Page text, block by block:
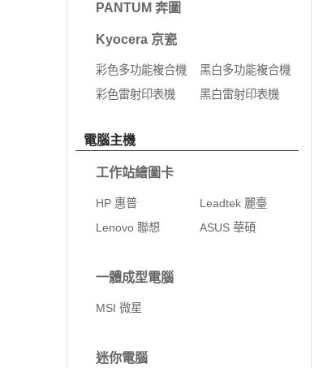
PANTUM 奔圖
Kyocera 京瓷
彩色多功能複合機
黑白多功能複合機
彩色雷射印表機
黑白雷射印表機
電腦主機
工作站繪圖卡
HP 惠普
Leadtek 麗臺
Lenovo 聯想
ASUS 華碩
一體成型電腦
MSI 微星
迷你電腦